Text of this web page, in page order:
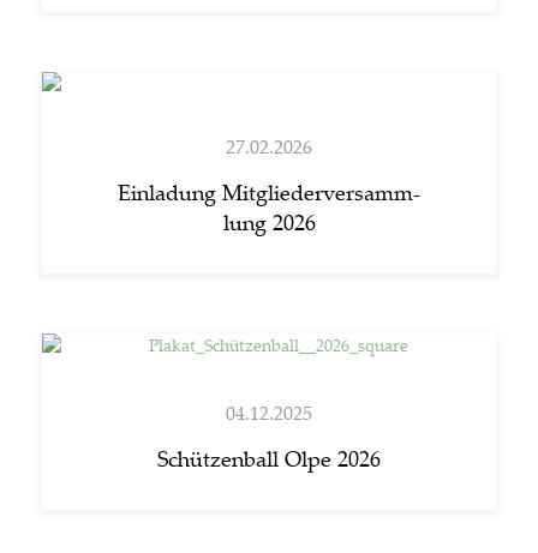
27.02.2026
Ein­la­dung Mit­glie­der­ver­samm­
lung 2026
04.12.2025
Schüt­zen­ball Olpe 2026